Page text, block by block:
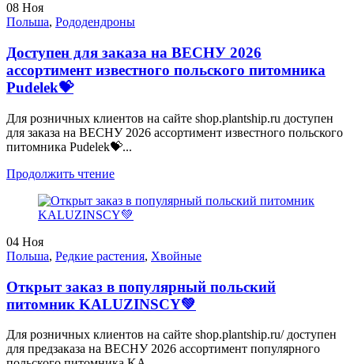
08 Ноя
Польша, Рододендроны
Доступен для заказа на ВЕСНУ 2026
ассортимент известного польского питомника
Pudelek💝
Для розничных клиентов на сайте shop.plantship.ru доступен
для заказа на ВЕСНУ 2026 ассортимент известного польского
питомника Pudelek💝...
Продолжить чтение
04 Ноя
Польша, Редкие растения, Хвойные
Открыт заказ в популярный польский
питомник KALUZINSCY💚
Для розничных клиентов на сайте shop.plantship.ru/ доступен
для предзаказа на ВЕСНУ 2026 ассортимент популярного